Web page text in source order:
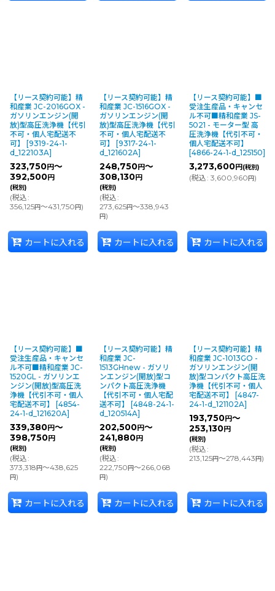
【リース契約可能】精
和産業 JC-2016GOX -
ガソリンエンジン(開
放)型高圧洗浄機【代引
不可・個人宅配送不
可】
[9319-24-1-
d_122103A]
323,750円～
392,500円
(税別)
(税込:
356,125円～431,750 円)
カートに入れる
【リース契約可能】精
和産業 JC-1516GOX -
ガソリンエンジン(開
放)型高圧洗浄機【代引
不可・個人宅配送不
可】
[9317-24-1-
d_121602A]
248,750円～
308,130円
(税別)
(税込:
273,625円～338,943
円)
カートに入れる
【リース契約可能】■
受注生産品・キャンセ
ル不可■精和産業 JS-
5021 - モーター型 高
圧洗浄機【代引不可・
個人宅配送不可】
[4866-24-1-d_125150]
3,273,600円 (税別)
(税込: 3,600,960 円)
カートに入れる
【リース契約可能】■
受注生産品・キャンセ
ル不可■精和産業 JC-
1520GL - ガソリンエ
ンジン(開放)型高圧洗
浄機【代引不可・個人
宅配送不可】
[4854-
24-1-d_121620A]
339,380円～
398,750円
(税別)
(税込:
373,318 円～438,625
円)
カートに入れる
【リース契約可能】精
和産業 JC-
1513GHnew - ガソリ
ンエンジン(開放)型コ
ンパクト高圧洗浄機
【代引不可・個人宅配
送不可】
[4848-24-1-
d_120514A]
202,500円～
241,880円
(税別)
(税込:
222,750 円～266,068
円)
カートに入れる
【リース契約可能】精
和産業 JC-1013GO -
ガソリンエンジン(開
放)型コンパクト高圧洗
浄機【代引不可・個人
宅配送不可】
[4847-
24-1-d_121102A]
193,750円～
253,130円
(税別)
(税込:
213,125円～278,443 円)
カートに入れる